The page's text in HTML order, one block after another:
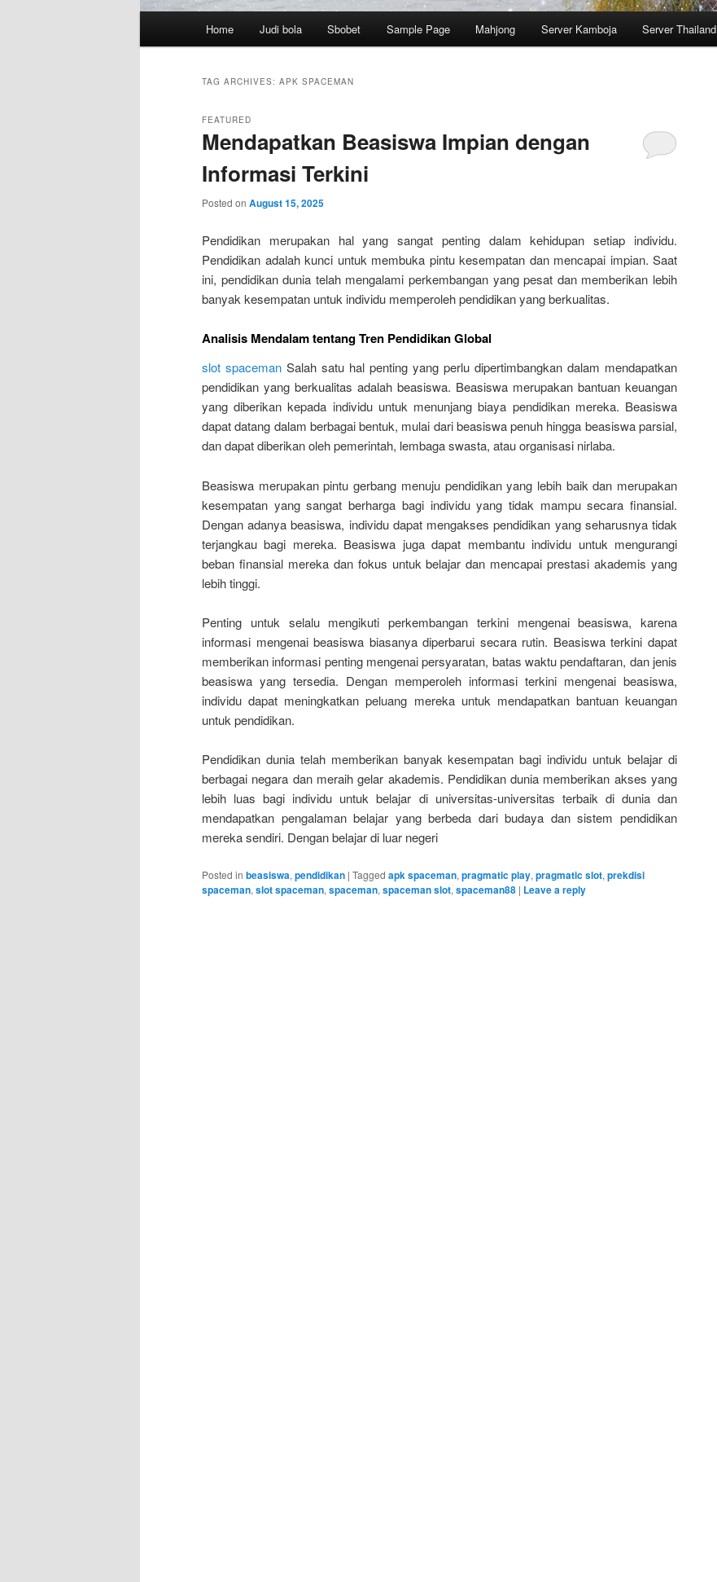
Home Judi bola Sbobet Sample Page Mahjong Server Kamboja Server Thailand
TAG ARCHIVES: APK SPACEMAN
Mendapatkan Beasiswa Impian dengan
Informasi Terkini
FEATURED
Posted on August 15, 2025
Pendidikan merupakan hal yang sangat penting dalam kehidupan setiap individu.
Pendidikan adalah kunci untuk membuka pintu kesempatan dan mencapai impian. Saat
ini, pendidikan dunia telah mengalami perkembangan yang pesat dan memberikan lebih
banyak kesempatan untuk individu memperoleh pendidikan yang berkualitas.
Analisis Mendalam tentang Tren Pendidikan Global
slot spaceman Salah satu hal penting yang perlu dipertimbangkan dalam mendapatkan
pendidikan yang berkualitas adalah beasiswa. Beasiswa merupakan bantuan keuangan
yang diberikan kepada individu untuk menunjang biaya pendidikan mereka. Beasiswa
dapat datang dalam berbagai bentuk, mulai dari beasiswa penuh hingga beasiswa parsial,
dan dapat diberikan oleh pemerintah, lembaga swasta, atau organisasi nirlaba.
Beasiswa merupakan pintu gerbang menuju pendidikan yang lebih baik dan merupakan
kesempatan yang sangat berharga bagi individu yang tidak mampu secara finansial.
Dengan adanya beasiswa, individu dapat mengakses pendidikan yang seharusnya tidak
terjangkau bagi mereka. Beasiswa juga dapat membantu individu untuk mengurangi
beban finansial mereka dan fokus untuk belajar dan mencapai prestasi akademis yang
lebih tinggi.
Penting untuk selalu mengikuti perkembangan terkini mengenai beasiswa, karena
informasi mengenai beasiswa biasanya diperbarui secara rutin. Beasiswa terkini dapat
memberikan informasi penting mengenai persyaratan, batas waktu pendaftaran, dan jenis
beasiswa yang tersedia. Dengan memperoleh informasi terkini mengenai beasiswa,
individu dapat meningkatkan peluang mereka untuk mendapatkan bantuan keuangan
untuk pendidikan.
Pendidikan dunia telah memberikan banyak kesempatan bagi individu untuk belajar di
berbagai negara dan meraih gelar akademis. Pendidikan dunia memberikan akses yang
lebih luas bagi individu untuk belajar di universitas-universitas terbaik di dunia dan
mendapatkan pengalaman belajar yang berbeda dari budaya dan sistem pendidikan
mereka sendiri. Dengan belajar di luar negeri
Posted in beasiswa, pendidikan | Tagged apk spaceman, pragmatic play, pragmatic slot, prekdisi
spaceman, slot spaceman, spaceman, spaceman slot, spaceman88 | Leave a reply